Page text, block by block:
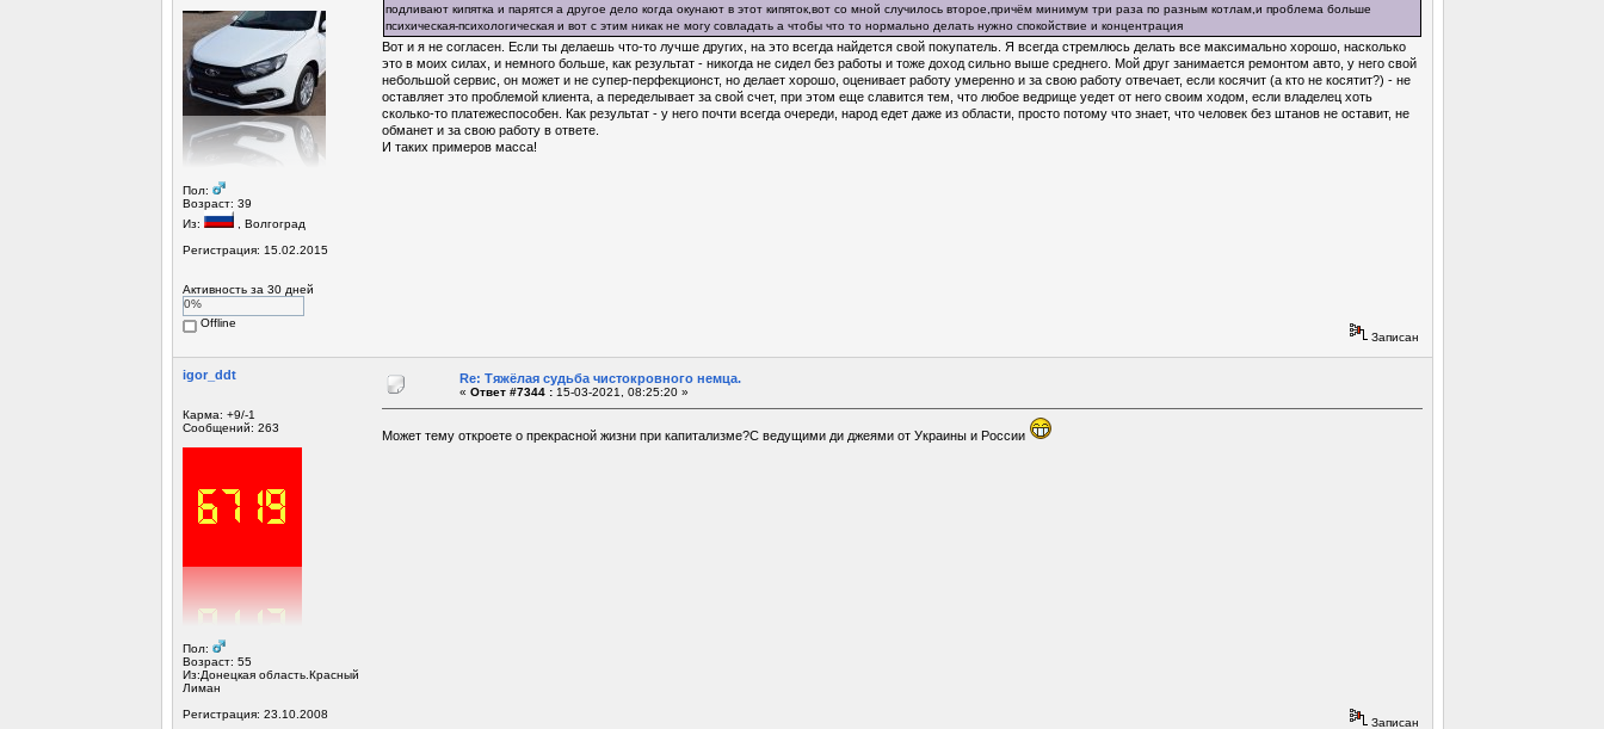
Пол:
Возраст: 39
Из:
, Волгоград
Регистрация: 15.02.2015
Активность за 30 дней
0%
Offline
подливают кипятка и парятся а другое дело когда окунают в этот кипяток,вот со мной случилось второе,причём минимум три раза по разным котлам,и проблема больше
психическая-психологическая и вот с этим никак не могу совладать а чтобы что то нормально делать нужно спокойствие и концентрация
Вот и я не согласен. Если ты делаешь что-то лучше других, на это всегда найдется свой покупатель. Я всегда стремлюсь делать все максимально хорошо, насколько
это в моих силах, и немного больше, как результат - никогда не сидел без работы и тоже доход сильно выше среднего. Мой друг занимается ремонтом авто, у него свой
небольшой сервис, он может и не супер-перфекционст, но делает хорошо, оценивает работу умеренно и за свою работу отвечает, если косячит (а кто не косятит?) - не
оставляет это проблемой клиента, а переделывает за свой счет, при этом еще славится тем, что любое ведрище уедет от него своим ходом, если владелец хоть
сколько-то платежеспособен. Как результат - у него почти всегда очереди, народ едет даже из области, просто потому что знает, что человек без штанов не оставит, не
обманет и за свою работу в ответе.
И таких примеров масса!
Записан
igor_ddt
Карма: +9/-1
Сообщений: 263
Пол:
Возраст: 55
Из:Донецкая область.Красный
Лиман
Регистрация: 23.10.2008
Re: Тяжёлая судьба чистокровного немца.
« Ответ #7344 :15-03-2021, 08:25:20 »
Может тему откроете о прекрасной жизни при капитализме?C ведущими ди джеями от Украины и России
Записан